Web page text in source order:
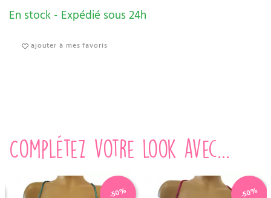
En stock - Expédié sous 24h
ajouter à mes favoris
Complétez votre look avec...
-50% -50%